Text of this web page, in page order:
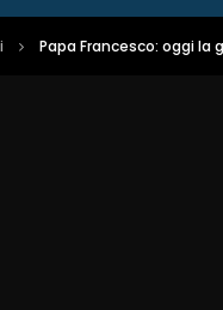
Papa Francesco: oggi la